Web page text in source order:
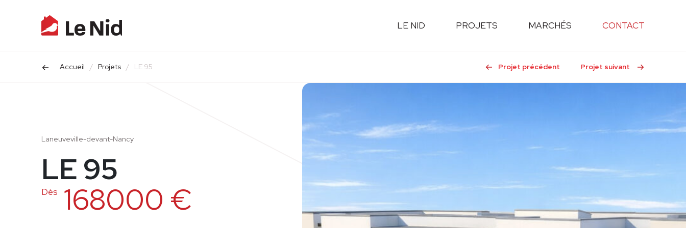
LE NID PROJETS MARCHÉS CONTACT
Accueil / Projets / LE 95 Projet précédent Projet suivant
Laneuveville-devant-Nancy
LE 95
168000 €